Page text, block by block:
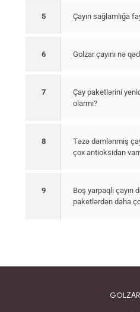
5 Çayın sağlamlığa
6 Golzar çayını nə
7
Çay paketlərini
olarmı?
8
Təzə dəmlənmiş
çox antioksidan
9
Boş yarpaqlı çayın
paketlərdən daha